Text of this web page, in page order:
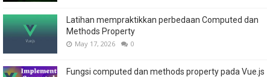
Latihan mempraktikkan perbedaan Computed dan
Methods Property
May 17, 2026 0
Fungsi computed dan methods property pada Vue.js